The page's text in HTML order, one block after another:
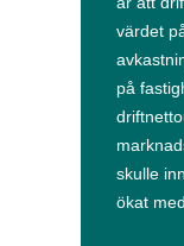
värdet
på
skulle
ökat